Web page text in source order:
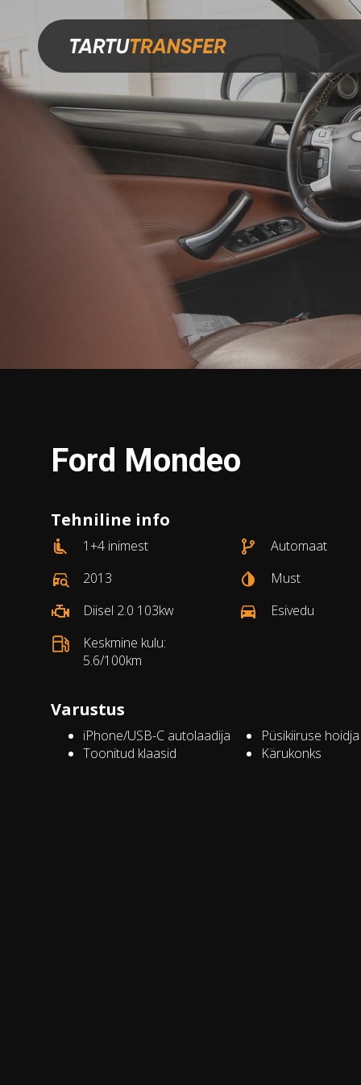
Ford Mondeo
Tehniline info
1+4 inimest
Automaat
2013
Must
Diisel 2.0 103kw
Esivedu
Keskmine kulu:
5.6/100km
Varustus
iPhone/USB-C autolaadija
Püsikiiruse hoidja
Toonitud klaasid
Kärukonks